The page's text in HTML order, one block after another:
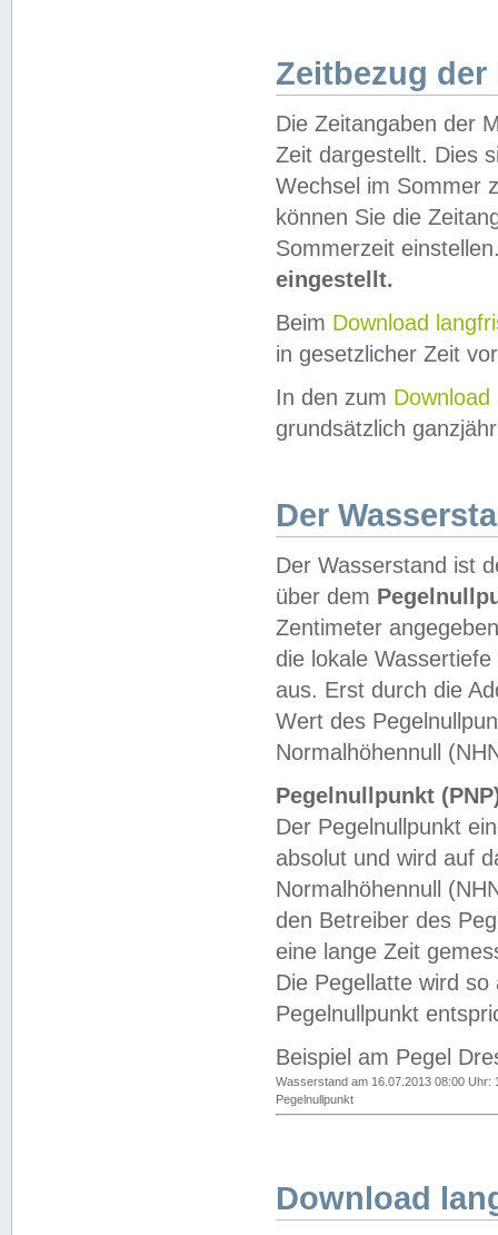
Zeitbezug der
Die Zeitangaben der
Zeit dargestellt. Dies
Wechsel im Sommer
können Sie die
Sommerzeit
eingestellt.
Beim Download
in gesetzlicher Zeit
In den zum Download
grundsätzlich
Der
Der Wasserstand ist
über dem
Zentimeter
die lokale
aus. Erst durch die
Wert des
Normalhöhennull
Pegelnullpunkt
Der Pegelnullpunkt
absolut und wird auf
Normalhöhennull
den Betreiber des
eine lange Zeit
Die Pegellatte wird
Pegelnullpunkt
Beispiel am Pegel
Wasserstand am 16.07.2013 08:00 Uhr:
Pegelnullpunkt
Download